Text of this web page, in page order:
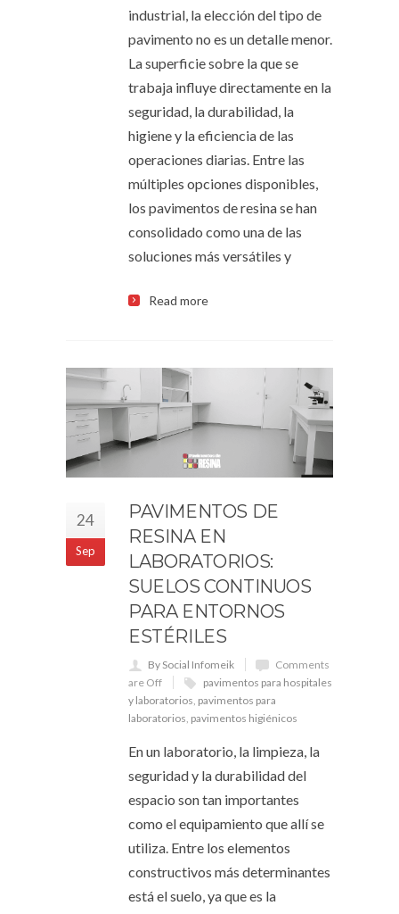
industrial, la elección del tipo de
pavimento no es un detalle menor.
La superficie sobre la que se
trabaja influye directamente en la
seguridad, la durabilidad, la
higiene y la eficiencia de las
operaciones diarias. Entre las
múltiples opciones disponibles,
los pavimentos de resina se han
consolidado como una de las
soluciones más versátiles y
Read more
24
Sep
PAVIMENTOS DE
RESINA EN
LABORATORIOS:
SUELOS CONTINUOS
PARA ENTORNOS
ESTÉRILES
By Social Infomeik
Comments
are Off
pavimentos para hospitales
y laboratorios pavimentos para
laboratorios pavimentos higiénicos
En un laboratorio, la limpieza, la
seguridad y la durabilidad del
espacio son tan importantes
como el equipamiento que allí se
utiliza. Entre los elementos
constructivos más determinantes
está el suelo, ya que es la